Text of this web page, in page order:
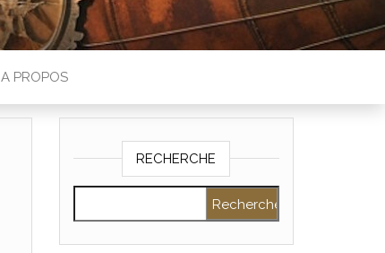
A PROPOS
RECHERCHE